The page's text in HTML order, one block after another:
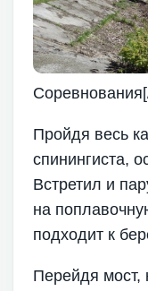
Пройдя весь
спинингиста,
Встретил и
на
подходит к
Перейдя мост,